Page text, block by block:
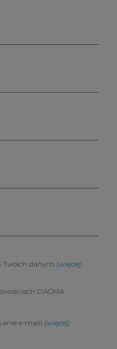
Twoich danych (więcej)
DAGMA
e-maili (więcej)